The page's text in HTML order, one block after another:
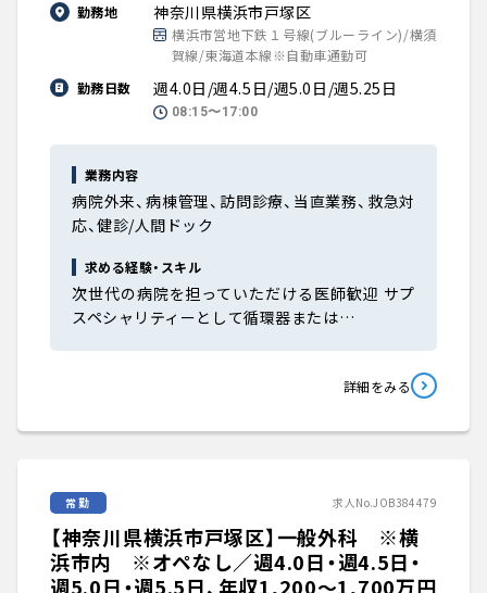
勤務地 神奈川県横浜市戸塚区
横浜市営地下鉄１号線(ブルーライン)/横須
賀線/東海道本線※自動車通勤可
勤務日数
週4.0日/週4.5日/週5.0日/週5.25日
08:15〜17:00
業務内容
病院外来、病棟管理、訪問診療、当直業務、救急対
応、健診/人間ドック
求める経験・スキル
次世代の病院を担っていただける医師歓迎 サプ
スペシャリティーとして循環器または…
詳細をみる
常勤 求人No.JOB384479
【神奈川県横浜市戸塚区】一般外科 ※横
浜市内 ※オペなし／週4.0日・週4.5日・
週5.0日・週5.5日、年収1,200〜1,700万円